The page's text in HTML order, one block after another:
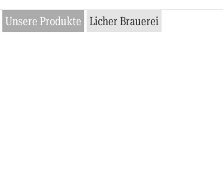
Unsere Produkte Licher Brauerei